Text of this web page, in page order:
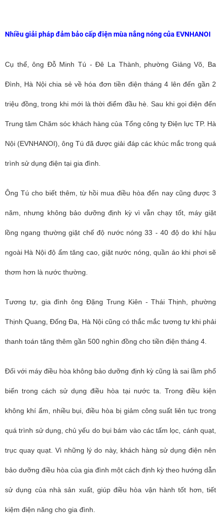
Nhiều giải pháp đảm bảo cấp điện mùa nắng nóng của EVNHANOI
Cụ thể, ông Đỗ Minh Tú - Đê La Thành, phường Giảng Võ, Ba
Đình, Hà Nội chia sẻ về hóa đơn tiền điện tháng 4 lên đến gần 2
triệu đồng, trong khi mới là thời điểm đầu hè. Sau khi gọi điện đến
Trung tâm Chăm sóc khách hàng của Tổng công ty Điện lực TP. Hà
Nội (EVNHANOI), ông Tú đã được giải đáp các khúc mắc trong quá
trình sử dụng điện tại gia đình.
Ông Tú cho biết thêm, từ hồi mua điều hòa đến nay cũng được 3
năm, nhưng không bảo dưỡng định kỳ vì vẫn chạy tốt, máy giặt
lồng ngang thường giặt chế độ nước nóng 33 - 40 độ do khí hậu
ngoài Hà Nội độ ẩm tăng cao, giặt nước nóng, quần áo khi phơi sẽ
thơm hơn là nước thường.
Tương tự, gia đình ông Đặng Trung Kiên - Thái Thịnh, phường
Thịnh Quang, Đống Đa, Hà Nội cũng có thắc mắc tương tự khi phải
thanh toán tăng thêm gần 500 nghìn đồng cho tiền điện tháng 4.
Đối với máy điều hòa không bảo dưỡng định kỳ cũng là sai lầm phổ
biến trong cách sử dụng điều hòa tại nước ta. Trong điều kiện
không khí ẩm, nhiều bụi, điều hòa bị giảm công suất liên tục trong
quá trình sử dụng, chủ yếu do bụi bám vào các tấm lọc, cánh quạt,
trục quay quạt. Vì những lý do này, khách hàng sử dụng điện nên
bảo dưỡng điều hòa của gia đình một cách định kỳ theo hướng dẫn
sử dụng của nhà sản xuất, giúp điều hòa vận hành tốt hơn, tiết
kiệm điện năng cho gia đình.